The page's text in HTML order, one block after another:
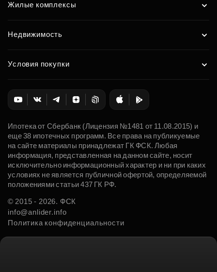
Жилые комплексы
Недвижимость
Условия покупки
Ипотека от Сбербанк (Лицензия №1481 от 11.08.2015) и
еще 38 ипотечных программ. Все права на публикуемые
на сайте материалы принадлежат ГК ФСК. Любая
информация, представленная на данном сайте, носит
исключительно информационный характер и ни при каких
условиях не является публичной офертой, определяемой
положениями статьи 437 ГК РФ.
© 2015 - 2026. ФСК
info@anlider.info
Политика конфиденциальности